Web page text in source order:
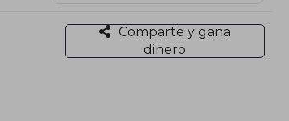
Comparte y gana
dinero